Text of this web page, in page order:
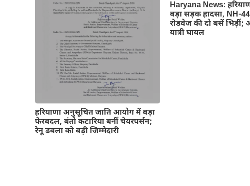
हरियाणा अनुसूचित जाति आयोग में बड़ा
फेरबदल, बंतो कटारिया बनीं चेयरपर्सन;
रेनू डबला को बड़ी जिम्मेदारी
Haryana News:
बड़ा सड़क हादसा, NH-44
रोडवेज की दो बसें भिड़ीं;
यात्री घायल